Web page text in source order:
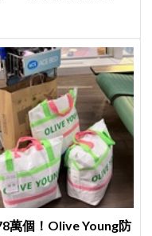
萬個！Olive Young防